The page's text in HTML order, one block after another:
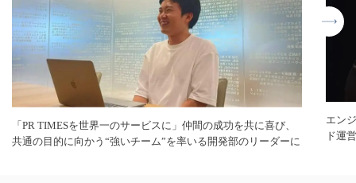
「PR TIMESを世界一のサービスに」仲間の成功を共に喜び、
共通の目的に向かう“強いチーム”を率いる開発部のリーダーに
エン
ド運